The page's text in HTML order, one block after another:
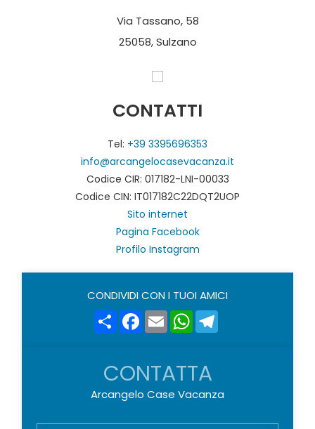
Via Tassano, 58
25058, Sulzano
CONTATTI
Tel: +39 3395696353
info@arcangelocasevacanza.it
Codice CIR: 017182-LNI-00033
Codice CIN: IT017182C22DQT2UOP
Sito internet
Pagina Facebook
Profilo Instagram
CONDIVIDI CON I TUOI AMICI
ShareFacebook
EmailWhatsApp
CONTATTA
Arcangelo Case Vacanza